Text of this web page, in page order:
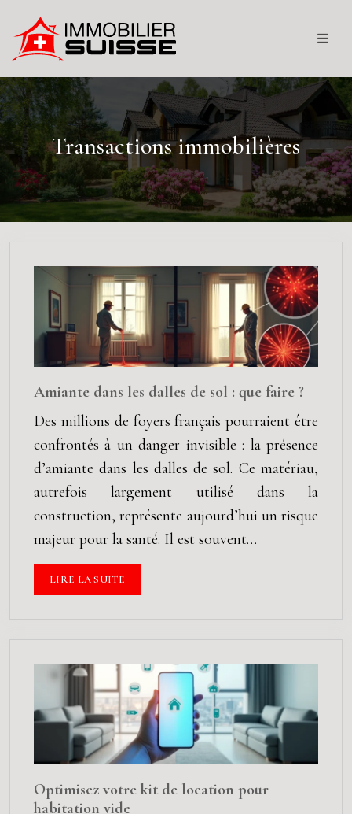
Transactions immobilières
Amiante dans les dalles de sol : que faire ?
Des millions de foyers français pourraient être
confrontés à un danger invisible : la présence
d’amiante dans les dalles de sol. Ce matériau,
autrefois largement utilisé dans la
construction, représente aujourd’hui un risque
majeur pour la santé. Il est souvent…
LIRE LA SUITE
Optimisez votre kit de location pour
habitation vide